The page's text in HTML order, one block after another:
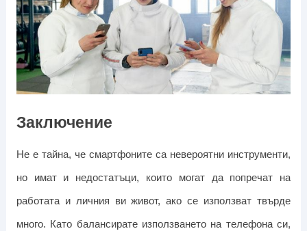
Заключение
Не е тайна, че смартфоните са невероятни инструменти,
но имат и недостатъци, които могат да попречат на
работата и личния ви живот, ако се използват твърде
много. Като балансирате използването на телефона си,